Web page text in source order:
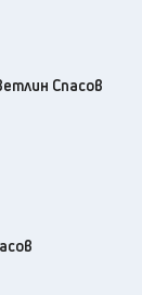
Спасов